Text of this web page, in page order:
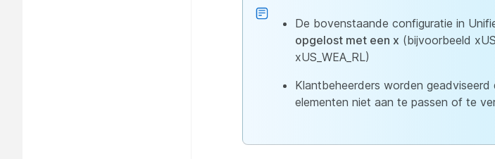
De bovenstaande configuratie in
opgelost met een x (bijvoorbeeld
xUS_WEA_RL)
Klantbeheerders worden
elementen niet aan te passen of te